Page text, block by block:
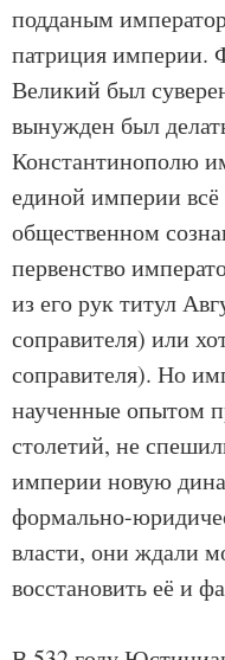
подданым
патриция империи.
Великий был
вынужден был
Константинополю
единой империи
общественном
первенство
из его рук титул
соправителя) или
соправителя). Но
наученные опытом
столетий, не
империи новую
формально-
власти, они ждали
восстановить её и